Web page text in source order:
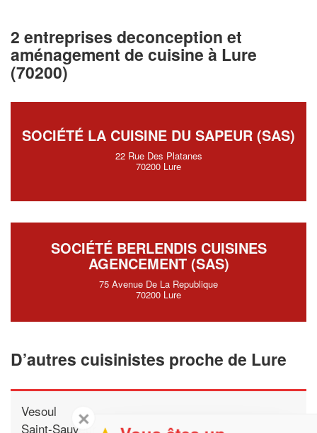
2 entreprises deconception et
aménagement de cuisine à Lure
(70200)
SOCIÉTÉ LA CUISINE DU SAPEUR (SAS)
22 Rue Des Platanes
70200 Lure
SOCIÉTÉ BERLENDIS CUISINES
AGENCEMENT (SAS)
75 Avenue De La Republique
70200 Lure
D’autres cuisinistes proche de Lure
Vesoul
Saint-Sauveur
✕